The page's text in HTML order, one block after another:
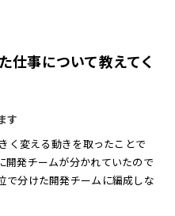
仕事について教えてく
す
く変える動きを取ったことで
開発チームが分かれていたので
で分けた開発チームに編成しな